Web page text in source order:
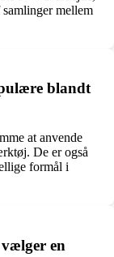
mellem
blandt
at anvende
De er også
formål i
en